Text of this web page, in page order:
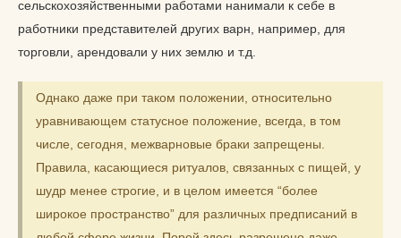
сельскохозяйственными работами нанимали к себе в
работники представителей других варн, например, для
торговли, арендовали у них землю и т.д.
Однако даже при таком положении, относительно
уравнивающем статусное положение, всегда, в том
числе, сегодня, межварновые браки запрещены.
Правила, касающиеся ритуалов, связанных с пищей, у
шудр менее строгие, и в целом имеется “более
широкое пространство” для различных предписаний в